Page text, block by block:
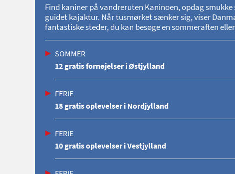
Find kaniner på vandreruten Kaninoen, opdag
guidet kajaktur. Når tusmørket sænker sig, viser
fantastiske steder, du kan besøge en sommeraften
SOMMER
12 gratis fornøjelser i Østjylland
FERIE
18 gratis oplevelser i Nordjylland
FERIE
10 gratis oplevelser i Vestjylland